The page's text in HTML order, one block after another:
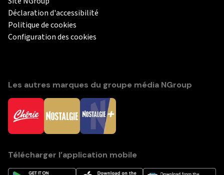
Déclaration d'accessibilité
Politique de cookies
Configuration des cookies
Les autres marques du groupe média NGroup
Télécharger l’application mobile